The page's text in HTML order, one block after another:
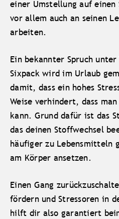
einer Umstellung auf einen
vor allem auch an seinen
arbeiten.
Ein bekannter Spruch
Sixpack wird im Urlaub
damit, dass ein hohes
Weise verhindert, dass
kann. Grund dafür ist das
das deinen Stoffwechsel
häufiger zu Lebensmitteln
am Körper ansetzen.
Einen Gang
fördern und Stressoren in
hilft dir also garantiert